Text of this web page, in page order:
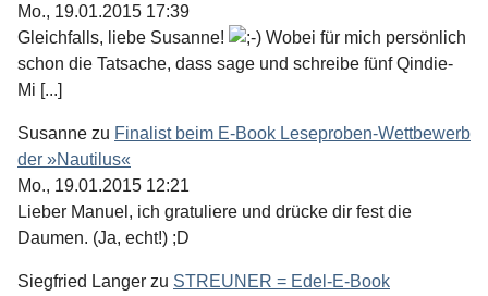
Mo., 19.01.2015 17:39
Gleichfalls, liebe Susanne!
Wobei für mich persönlich
schon die Tatsache, dass sage und schreibe fünf Qindie-
Mi [...]
Susanne zu Finalist beim E-Book Leseproben-Wettbewerb
der »Nautilus«
Mo., 19.01.2015 12:21
Lieber Manuel, ich gratuliere und drücke dir fest die
Daumen. (Ja, echt!) ;D
Siegfried Langer zu STREUNER = Edel-E-Book